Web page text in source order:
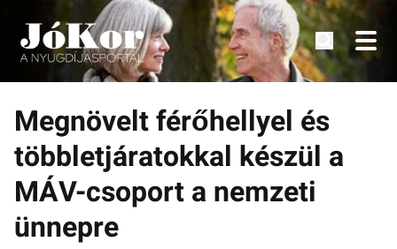
Tovább
tartalomra
Tudnivalók, érdekességek idősek számára.
Megnövelt férőhellyel és
többletjáratokkal készül a
MÁV-csoport a nemzeti
ünnepre